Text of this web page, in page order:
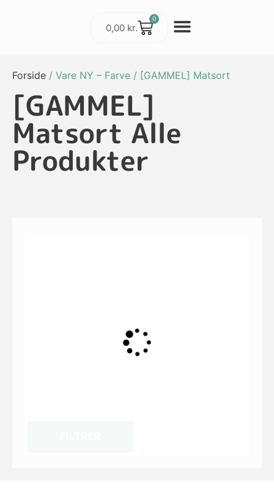
0,00 kr.
0
Forside / Vare NY – Farve / [GAMMEL] Matsort
[GAMMEL]
Matsort Alle
Produkter